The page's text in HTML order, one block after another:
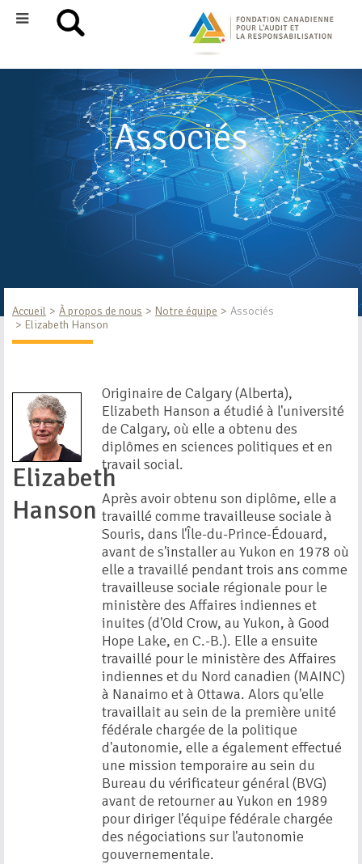
Associés
Accueil À propos de nous Notre équipe
Associés
Elizabeth Hanson
Elizabeth
Hanson
Originaire de Calgary (Alberta),
Elizabeth Hanson a étudié à l'université
de Calgary, où elle a obtenu des
diplômes en sciences politiques et en
travail social.
Après avoir obtenu son diplôme, elle a
travaillé comme travailleuse sociale à
Souris, dans l'Île-du-Prince-Édouard,
avant de s'installer au Yukon en 1978 où
elle a travaillé pendant trois ans comme
travailleuse sociale régionale pour le
ministère des Affaires indiennes et
inuites (d'Old Crow, au Yukon, à Good
Hope Lake, en C.-B.). Elle a ensuite
travaillé pour le ministère des Affaires
indiennes et du Nord canadien (MAINC)
à Nanaimo et à Ottawa. Alors qu'elle
travaillait au sein de la première unité
fédérale chargée de la politique
d'autonomie, elle a également effectué
une mission temporaire au sein du
Bureau du vérificateur général (BVG)
avant de retourner au Yukon en 1989
pour diriger l'équipe fédérale chargée
des négociations sur l'autonomie
gouvernementale.